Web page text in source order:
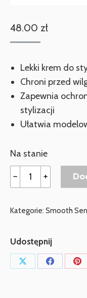
48.00 zł
Lekki krem do
Chroni przed
Zapewnia
stylizacji
Ułatwia
Na stanie
DAVROE
BALM
wygładzający
50ml
﹣ ﹢
Kategorie: Smooth
Udostępnij
UdostępnijUdostępnij